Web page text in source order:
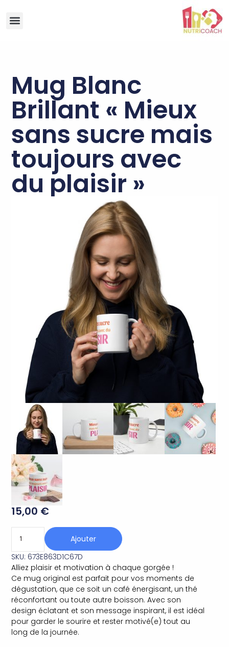
Mug Blanc
Brillant « Mieux
sans sucre mais
toujours avec
du plaisir »
15,00 €
Ajouter
SKU: 673E863D1C67D
Alliez plaisir et motivation à chaque gorgée !
Ce mug original est parfait pour vos moments de
dégustation, que ce soit un café énergisant, un thé
réconfortant ou toute autre boisson. Avec son
design éclatant et son message inspirant, il est idéal
pour garder le sourire et rester motivé(e) tout au
long de la journée.